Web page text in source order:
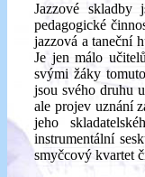
Jazzové skladby
pedagogické
jazzová a taneční
Je jen málo
svými žáky
jsou svého druhu
ale projev uznání
jeho
instrumentální
smyčcový kvartet